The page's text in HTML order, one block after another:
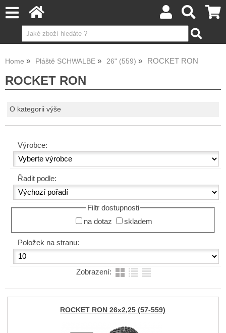
Home Pláště SCHWALBE 26" (559) ROCKET RON
ROCKET RON
O kategorii výše
Výrobce:
Řadit podle:
Filtr dostupnosti
na dotaz
skladem
Položek na stranu:
Zobrazení:
ROCKET RON 26x2,25 (57-559)